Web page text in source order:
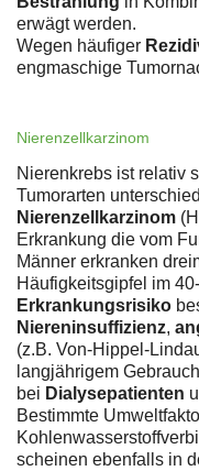
erwägt werden.
Wegen häufiger
engmaschige
Nierenzellkarzinom
Nierenkrebs ist relativ
Tumorarten
Nierenzellkarzinom
Erkrankung die vom
Männer erkranken
Häufigkeitsgipfel im
Erkrankungsrisiko
Niereninsuffizienz,
(z.B. Von-Hippel-
langjährigem
bei Dialysepatienten
Bestimmte
scheinen ebenfalls in